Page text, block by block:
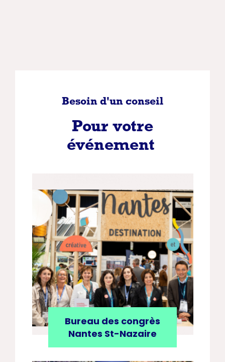
Besoin d'un conseil
Pour votre
événement
Bureau des congrès
Nantes St-Nazaire